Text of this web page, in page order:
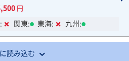
円
関東: 東海: 九州:
読み込む